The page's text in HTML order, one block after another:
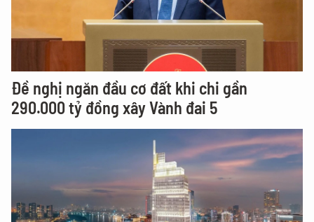
Đề nghị ngăn đầu cơ đất khi chi gần
290.000 tỷ đồng xây Vành đai 5